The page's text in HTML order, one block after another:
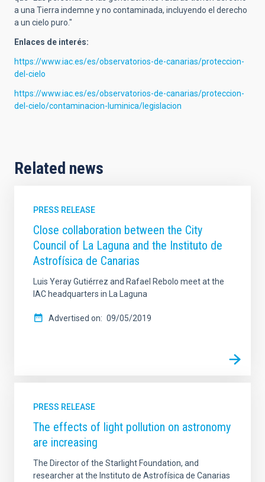
a una Tierra indemne y no contaminada, incluyendo el derecho
a un cielo puro."
Enlaces de interés:
https://www.iac.es/es/observatorios-de-canarias/proteccion-
del-cielo
https://www.iac.es/es/observatorios-de-canarias/proteccion-
del-cielo/contaminacion-luminica/legislacion
Related news
PRESS RELEASE
Close collaboration between the City
Council of La Laguna and the Instituto de
Astrofísica de Canarias
Luis Yeray Gutiérrez and Rafael Rebolo meet at the
IAC headquarters in La Laguna
Advertised on 09/05/2019
PRESS RELEASE
The effects of light pollution on astronomy
are increasing
The Director of the Starlight Foundation, and
researcher at the Instituto de Astrofísica de Canarias